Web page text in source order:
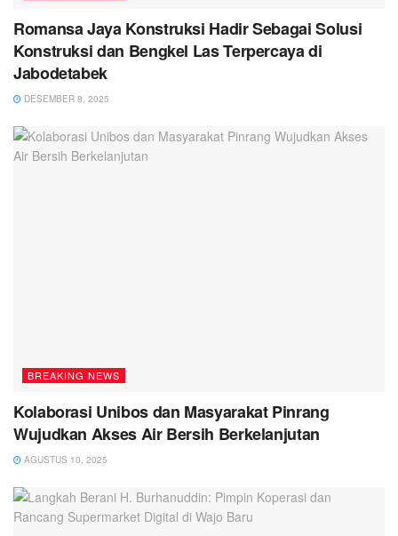
Romansa Jaya Konstruksi Hadir Sebagai Solusi
Konstruksi dan Bengkel Las Terpercaya di
Jabodetabek
DESEMBER 8, 2025
BREAKING NEWS
Kolaborasi Unibos dan Masyarakat Pinrang
Wujudkan Akses Air Bersih Berkelanjutan
AGUSTUS 10, 2025